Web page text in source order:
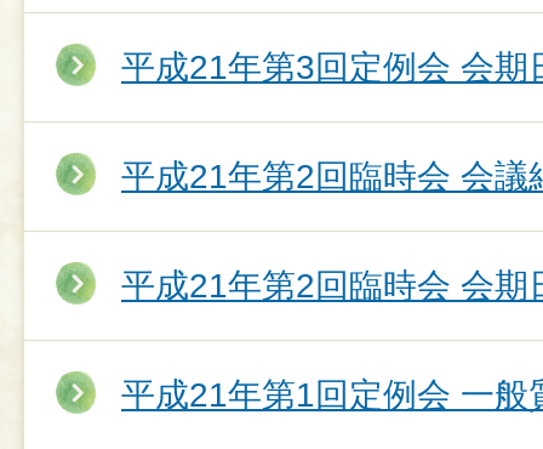
平成21年第3回定例会 会期
平成21年第2回臨時会 会議
平成21年第2回臨時会 会期
平成21年第1回定例会 一般